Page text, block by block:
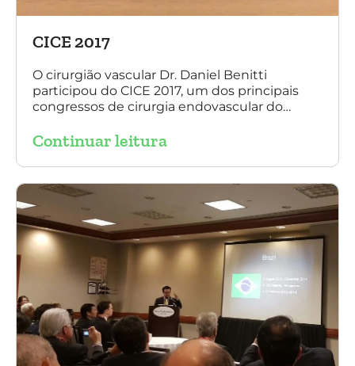
CICE 2017
O cirurgião vascular Dr. Daniel Benitti
participou do CICE 2017, um dos principais
congressos de cirurgia endovascular do
sobre a experiência brasileira no tratamento
multilayer. Mais de 200 pacientes operados
sem nenhum caso de paraplegia!
Continuar leitura